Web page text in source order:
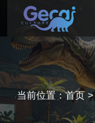
当前位置：首页 >